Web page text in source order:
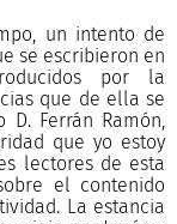
un intento de
se escribieron en
por la
que de ella se
Ferrán Ramón,
que yo estoy
lectores de esta
el contenido
La estancia